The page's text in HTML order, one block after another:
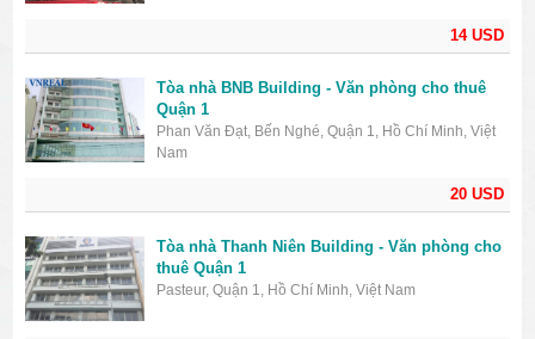
14 USD
20 USD
Tòa nhà BNB Building - Văn phòng cho thuê
Quận 1
Phan Văn Đạt, Bến Nghé, Quận 1, Hồ Chí Minh, Việt
Nam
Tòa nhà Thanh Niên Building - Văn phòng cho
thuê Quận 1
Pasteur, Quận 1, Hồ Chí Minh, Việt Nam